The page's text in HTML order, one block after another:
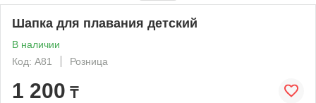
Шапка для плавания детский
В наличии
Код: A81
Розница
1 200 ₸